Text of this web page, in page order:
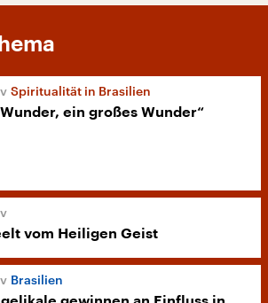
Spiritualität in Brasilien
Wunder, ein großes Wunder“
vom Heiligen Geist
Brasilien